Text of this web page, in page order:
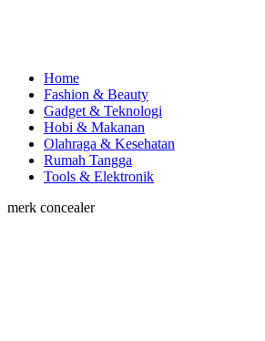
Home
Fashion & Beauty
Gadget & Teknologi
Hobi & Makanan
Olahraga & Kesehatan
Rumah Tangga
Tools & Elektronik
merk concealer